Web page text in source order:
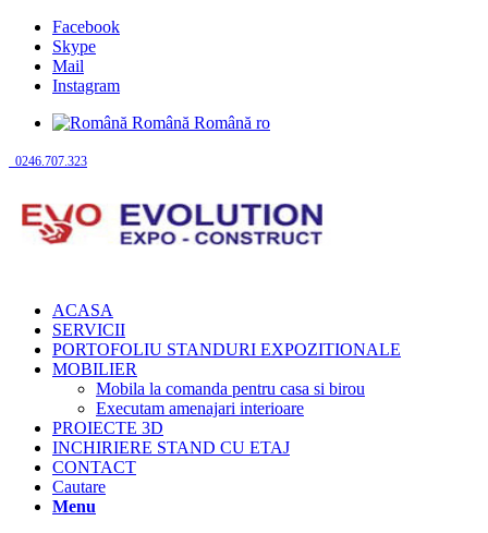
Facebook
Skype
Mail
Instagram
Română Română ro
0246.707.323
ACASA
SERVICII
PORTOFOLIU STANDURI EXPOZITIONALE
MOBILIER
Mobila la comanda pentru casa si birou
Executam amenajari interioare
PROIECTE 3D
INCHIRIERE STAND CU ETAJ
CONTACT
Cautare
Menu